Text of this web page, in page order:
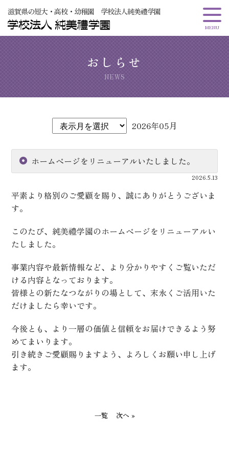
滋賀県の短大・高校・幼稚園 学校法人純美禮学園
おしらせ
NEWS
2026年05月
ホームページをリニューアルいたしました。
2026.5.13
平素より格別のご愛顧を賜り、誠にありがとうございま
す。
このたび、純美禮学園のホームページをリニューアルい
たしました。
事業内容や最新情報など、より分かりやすくご覧いただ
ける内容となっております。
皆様との新たなつながりの場として、末永くご活用いた
だけましたら幸いです。
今後とも、より一層の価値と信頼をお届けできるよう努
めてまいります。
引き続きご愛顧賜りますよう、よろしくお願い申し上げ
ます。
一覧 次へ »